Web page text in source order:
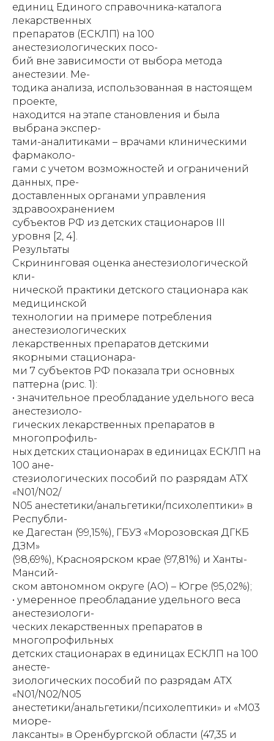
единиц Единого справочника-каталога
лекарственных
препаратов (ЕСКЛП) на 100
анестезиологических посо-
бий вне зависимости от выбора метода
анестезии. Ме-
тодика анализа, использованная в настоящем
проекте,
находится на этапе становления и была
выбрана экспер-
тами-аналитиками – врачами клиническими
фармаколо-
гами с учетом возможностей и ограничений
данных, пре-
доставленных органами управления
здравоохранением
субъектов РФ из детских стационаров III
уровня [2, 4].
Результаты
Скрининговая оценка анестезиологической
кли-
нической практики детского стационара как
медицинской
технологии на примере потребления
анестезиологических
лекарственных препаратов детскими
якорными стационара-
ми 7 субъектов РФ показала три основных
паттерна (рис. 1):
• значительное преобладание удельного веса
анестезиоло-
гических лекарственных препаратов в
многопрофиль-
ных детских стационарах в единицах ЕСКЛП на
100 ане-
стезиологических пособий по разрядам АТХ
«N01/N02/
N05 анестетики/анальгетики/психолептики» в
Республи-
ке Дагестан (99,15%), ГБУЗ «Морозовская ДГКБ
ДЗМ»
(98,69%), Красноярском крае (97,81%) и Ханты-
Мансий-
ском автономном округе (АО) – Югре (95,02%);
• умеренное преобладание удельного веса
анестезиологи-
ческих лекарственных препаратов в
многопрофильных
детских стационарах в единицах ЕСКЛП на 100
анесте-
зиологических пособий по разрядам АТХ
«N01/N02/N05
анестетики/анальгетики/психолептики» и «M03
миоре-
лаксанты» в Оренбургской области (47,35 и